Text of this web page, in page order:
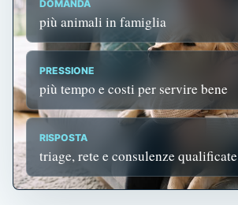
DOMANDA
più animali in famiglia
PRESSIONE
più tempo e costi per servire bene
RISPOSTA
triage, rete e consulenze qualificate